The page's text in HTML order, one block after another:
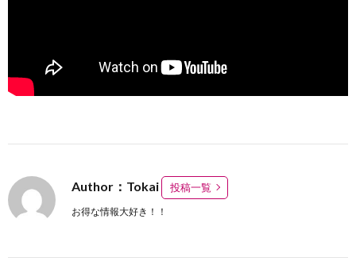
Author：Tokai 投稿一覧
お得な情報大好き！！